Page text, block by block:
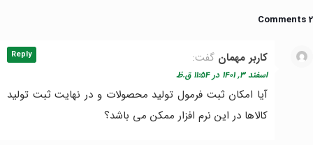
2 Comments
کاربر مهمان گفت:
اسفند ۳, ۱۴۰۱ در ۱۱:۵۴ ق.ظ
آیا امکان ثبت فرمول تولید محصولات و در نهایت ثبت تولید
کالاها در این نرم افزار ممکن می باشد؟
Reply